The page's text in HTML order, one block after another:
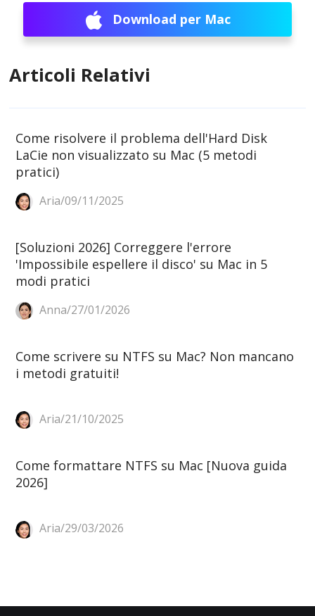
Download per Mac
Articoli Relativi
Come risolvere il problema dell'Hard Disk
LaCie non visualizzato su Mac (5 metodi
pratici)
Aria/09/11/2025
[Soluzioni 2026] Correggere l'errore
'Impossibile espellere il disco' su Mac in 5
modi pratici
Anna/27/01/2026
Come scrivere su NTFS su Mac? Non mancano
i metodi gratuiti!
Aria/21/10/2025
Come formattare NTFS su Mac [Nuova guida
2026]
Aria/29/03/2026